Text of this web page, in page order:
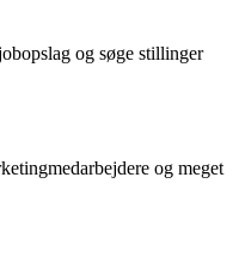
og søge stillinger
og meget